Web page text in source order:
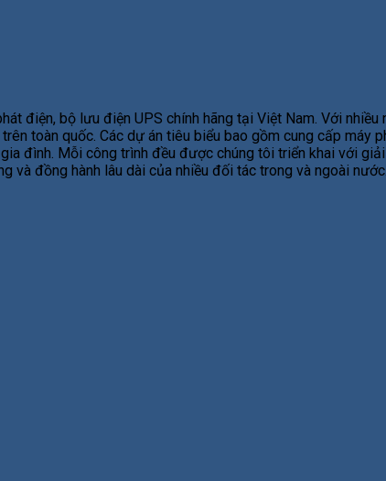
điện, bộ lưu điện UPS chính hãng tại Việt Nam. Với
toàn quốc. Các dự án tiêu biểu bao gồm cung cấp máy
đình. Mỗi công trình đều được chúng tôi triển khai với
và đồng hành lâu dài của nhiều đối tác trong và ngoài